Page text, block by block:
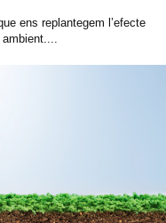
ens replantegem l’efecte